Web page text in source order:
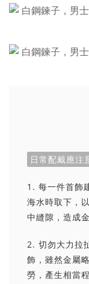
日常配戴應注
1. 每一件首飾
海水時取下，
中縫隙，造成
2. 切勿大力拉
飾，雖然金屬
勞，產生相當